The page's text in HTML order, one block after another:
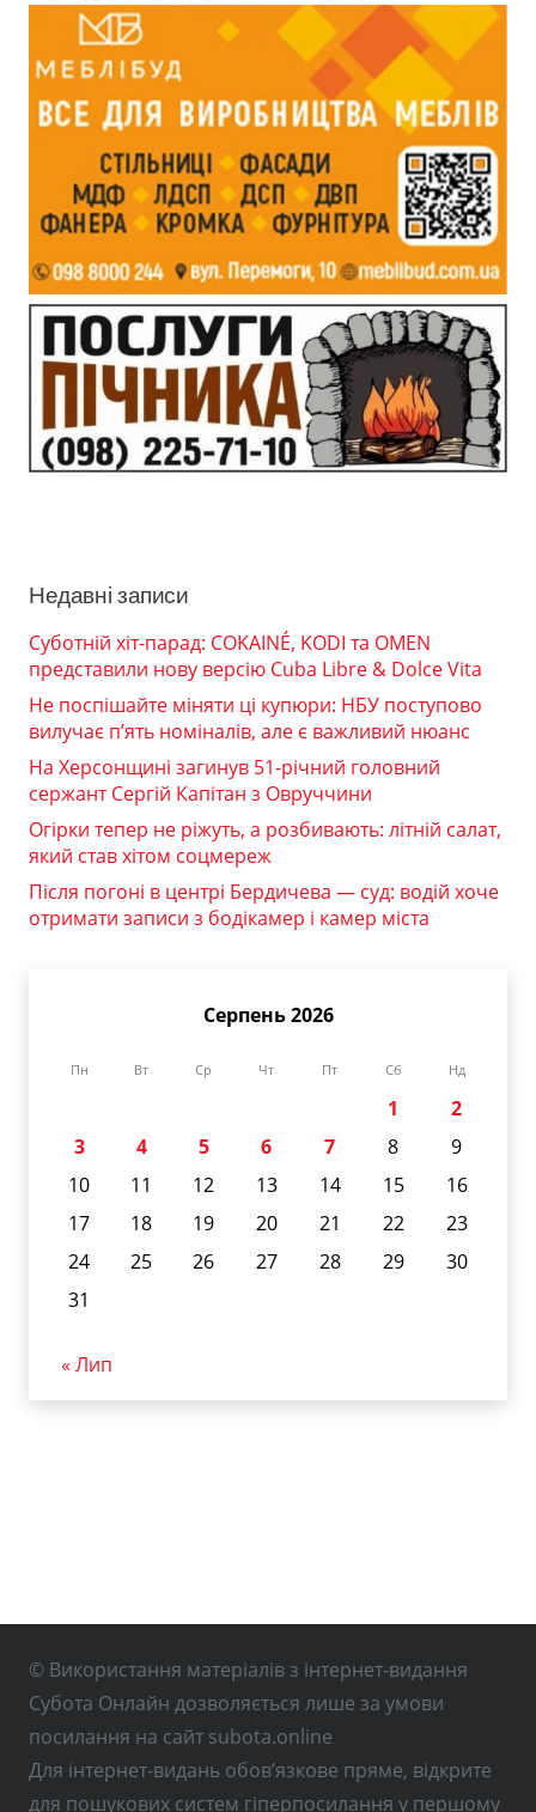
Недавні записи
Суботній хіт-парад: COKAINÉ, KODI та OMEN
представили нову версію Cuba Libre & Dolce Vita
Не поспішайте міняти ці купюри: НБУ поступово
вилучає п’ять номіналів, але є важливий нюанс
На Херсонщині загинув 51-річний головний
сержант Сергій Капітан з Овруччини
Огірки тепер не ріжуть, а розбивають: літній салат,
який став хітом соцмереж
Після погоні в центрі Бердичева — суд: водій хоче
отримати записи з бодікамер і камер міста
Серпень 2026
Пн Вт Ср Чт Пт Сб Нд
1
2
3
4 5 6 7 8
9
10
11 12 13 14 15
16
17
18 19 20 21 22
23
24
25 26 27 28 29
30
31
« Лип
© Використання матеріалів з інтернет-видання
Субота Онлайн дозволяється лише за умови
посилання на сайт subota.online
Для інтернет-видань обов’язкове пряме, відкрите
для пошукових систем гіперпосилання у першому